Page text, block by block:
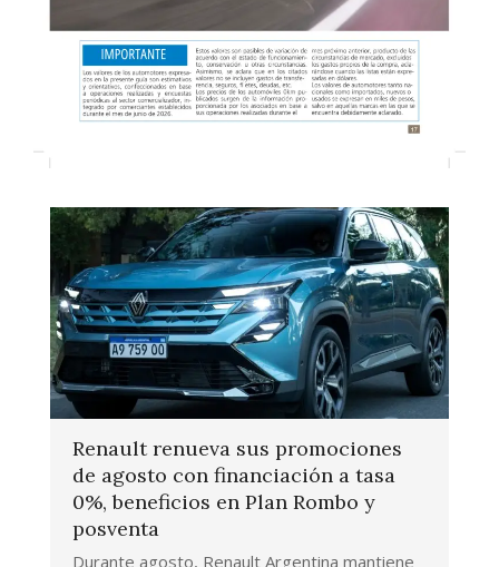
Renault renueva sus promociones
de agosto con financiación a tasa
0%, beneficios en Plan Rombo y
posventa
Durante agosto, Renault Argentina mantiene